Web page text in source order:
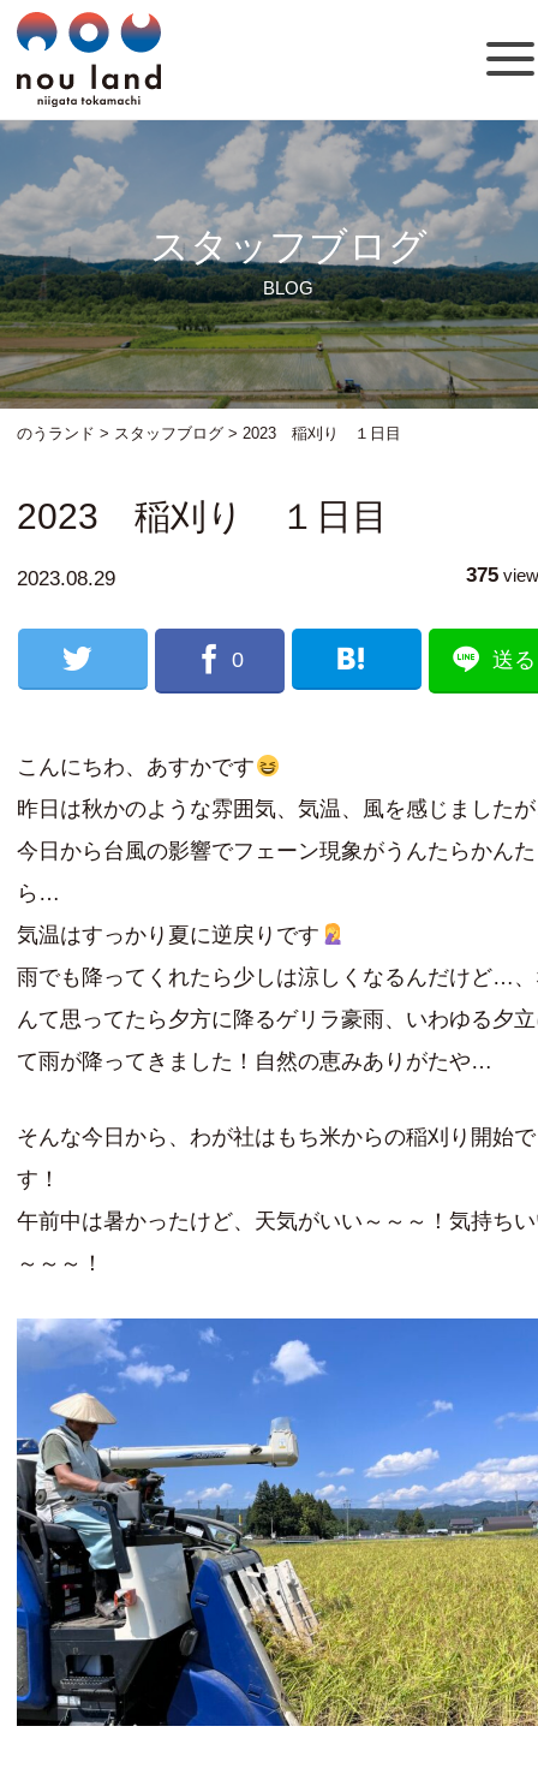
スタッフブログ
BLOG
のうランド > スタッフブログ >2023 稲刈り １日目
2023 稲刈り １日目
2023.08.29 375view
0 送る
こんにちわ、あすかです
昨日は秋かのような雰囲気、気温、風を感じました
今日から台風の影響でフェーン現象がうんたらかんた
ら…
気温はすっかり夏に逆戻りです
雨でも降ってくれたら少しは涼しくなるんだけど…
んて思ってたら夕方に降るゲリラ豪雨、いわゆる夕
て雨が降ってきました！自然の恵みありがたや…
そんな今日から、わが社はもち米からの稲刈り開始で
す！
午前中は暑かったけど、天気がいい～～～！気持ち
～～～！